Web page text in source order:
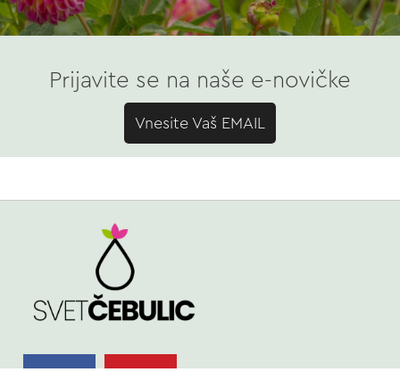
Prijavite se na naše e-novičke
Vnesite Vaš EMAIL